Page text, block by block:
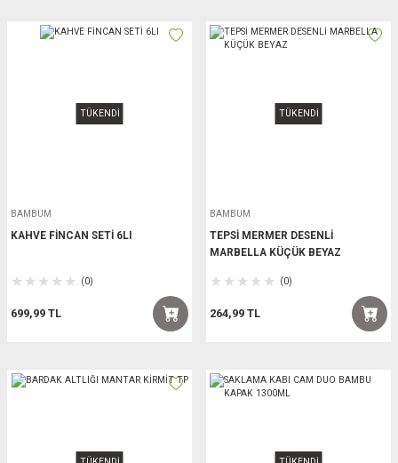
TÜKENDİ
BAMBUM
KAHVE FİNCAN SETİ 6LI
(0)
699,99 TL
TÜKENDİ
BAMBUM
TEPSİ MERMER DESENLİ
MARBELLA KÜÇÜK BEYAZ
(0)
264,99 TL